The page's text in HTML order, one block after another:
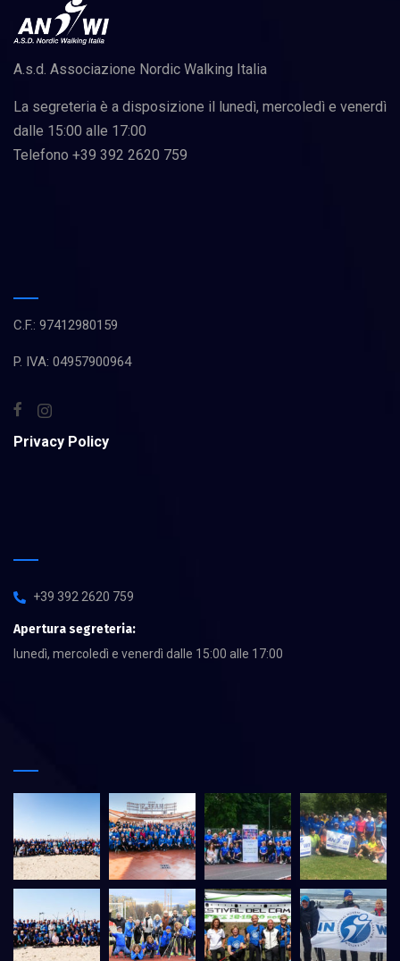
A.s.d. Associazione Nordic Walking Italia
La segreteria è a disposizione il lunedì, mercoledì e venerdì
dalle 15:00 alle 17:00
Telefono +39 392 2620 759
C.F.: 97412980159
P. IVA: 04957900964
Privacy Policy
+39 392 2620 759
Apertura segreteria:
lunedì, mercoledì e venerdì dalle 15:00 alle 17:00